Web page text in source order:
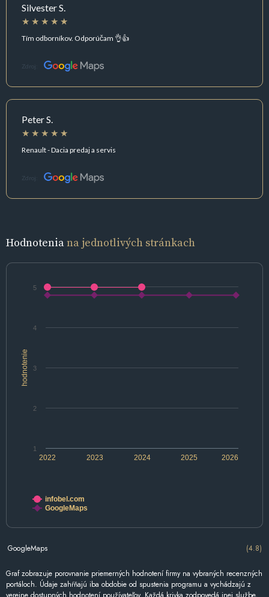
Silvester S.
Tím odborníkov. Odporúčam 👌👍
Zdroj:
Peter S.
Renault - Dacia predaj a servis
Zdroj:
Hodnoteniana jednotlivých stránkach
hodnotenie
2022 2024 2026
2023 2025
1
2
3
4
5
infobel.com
GoogleMaps
GoogleMaps (4.8)
Graf zobrazuje porovnanie priemerných hodnotení firmy na vybraných recenzných
portáloch. Údaje zahŕňajú iba obdobie od spustenia programu a vychádzajú z